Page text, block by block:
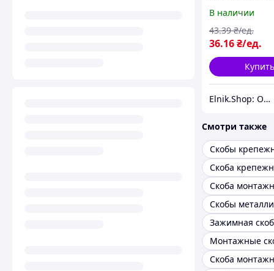
[USK21-06-100]
В наличии
36.16₴/ед.
43.39 ₴/ед.
Купить
Elnik.Shop: Оптово-розничная компания
Смотри также
Скобы
Скоба
Скобы
Зажимная